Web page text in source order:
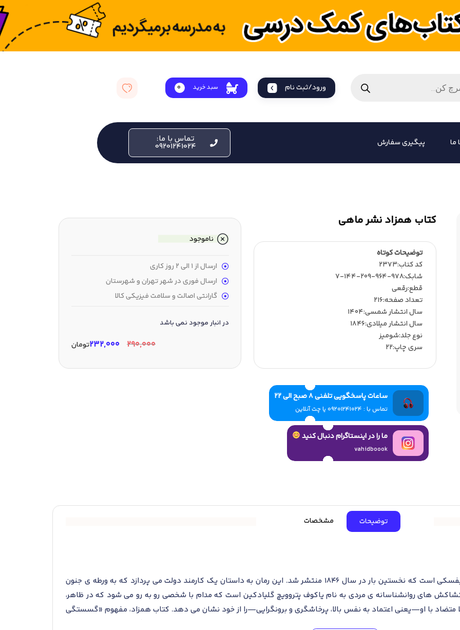
ورود/ثبت نام سبد خرید 0
ما پیگیری سفارش تماس با ما:
09201241024
کتاب همزاد نشر ماهی
توضیحات کوتاه
کد کتاب:2373
شابک:978-964-209-144-7
قطع:رقعی
تعداد صفحه:216
سال انتشار شمسی:1404
سال انتشار میلادی:1846
نوع جلد:شومیز
سری چاپ:22
ساعات پاسخگویی تلفنی 8 صبح الی 22
تماس با : 09201241024 یا چت آنلاین
ما را در اینستاگرام دنبال کنید
vahidboook
ناموجود
ارسال از 1 الی 2 روز کاری
ارسال فوری در شهر تهران و شهرستان
گارانتی اصالت و سلامت فیزیکی کالا
در انبار موجود نمی باشد
۲۹۰,۰۰۰ ۲۳۲,۰۰۰تومان
توضیحات مشخصات
کتاب همزاد، رمانی نوشته ی فئودور داستایفسکی است که نخستین بار در سال 1846 منتشر شد. این رمان به داستان یک کارمند دولت می پردازد که به ورطه ی جنون
های روانشناسانه ی مردی به نام یاکوف پتروویچ گلیادکین است که مدام با شخصی رو به رو می شود که در ظاهر،
با او—یعنی اعتماد به نفس بالا، پرخاشگری و برونگرایی—را از خود نشان می دهد. کتاب همزاد، مفهوم «گسستگی